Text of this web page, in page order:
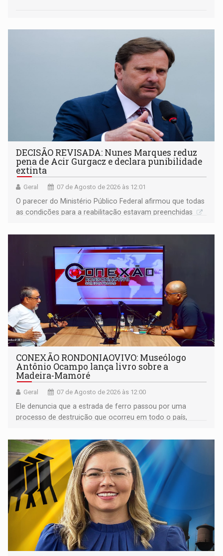
DECISÃO REVISADA: Nunes Marques reduz
pena de Acir Gurgacz e declara punibilidade
extinta
Geral 07 de Agosto de 2026 às 12:01
O parecer do Ministério Público Federal afirmou que todas
as condições para a reabilitação estavam preenchidas
CONEXÃO RONDONIAOVIVO: Museólogo
Antônio Ocampo lança livro sobre a
Madeira-Mamoré
Geral 07 de Agosto de 2026 às 12:00
Ele denuncia que a estrada de ferro passou por uma
processo de destruição que ocorreu em todo o país,